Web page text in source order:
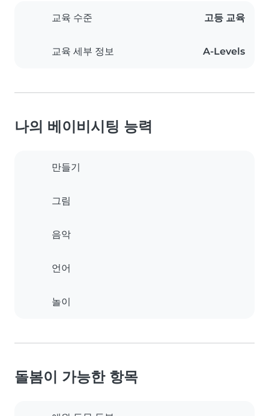
교육 수준 고등 교육
교육 세부 정보 A-Levels
나의 베이비시팅 능력
만들기
그림
음악
언어
놀이
돌봄이 가능한 항목